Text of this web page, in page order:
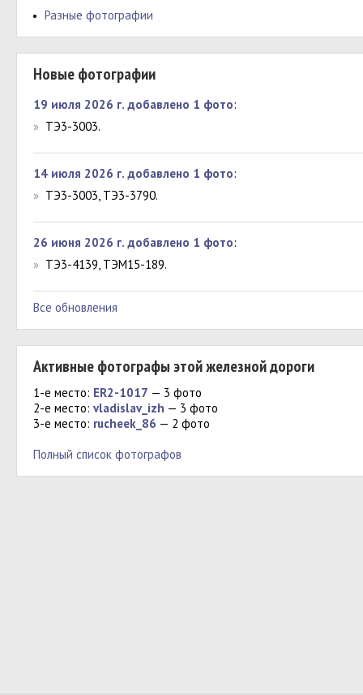
Разные фотографии
Новые фотографии
19 июля 2026 г. добавлено 1 фото:
» ТЭ3-3003.
14 июля 2026 г. добавлено 1 фото:
» ТЭ3-3003, ТЭ3-3790.
26 июня 2026 г. добавлено 1 фото:
» ТЭ3-4139, ТЭМ15-189.
Все обновления
Активные фотографы этой железной дороги
1-е место: ER2-1017 — 3 фото
2-е место: vladislav_izh — 3 фото
3-е место: rucheek_86 — 2 фото
Полный список фотографов